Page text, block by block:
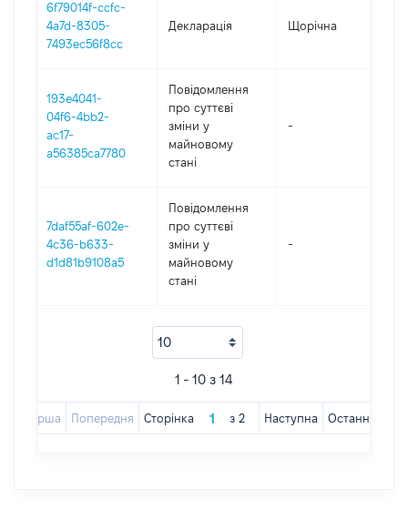
6f79014f-ccfc-
4a7d-8305-
7493ec56f8cc
Декларація Щорічна
193e4041-
04f6-4bb2-
ac17-
a56385ca7780
Повідомлення
про суттєві
зміни y
майновому
стані
-
7daf55af-602e-
4c36-b633-
d1d81b9108a5
Повідомлення
про суттєві
зміни y
майновому
стані
-
1 - 10 з 14
Перша Попередня Сторінка з 2 Наступна Остання